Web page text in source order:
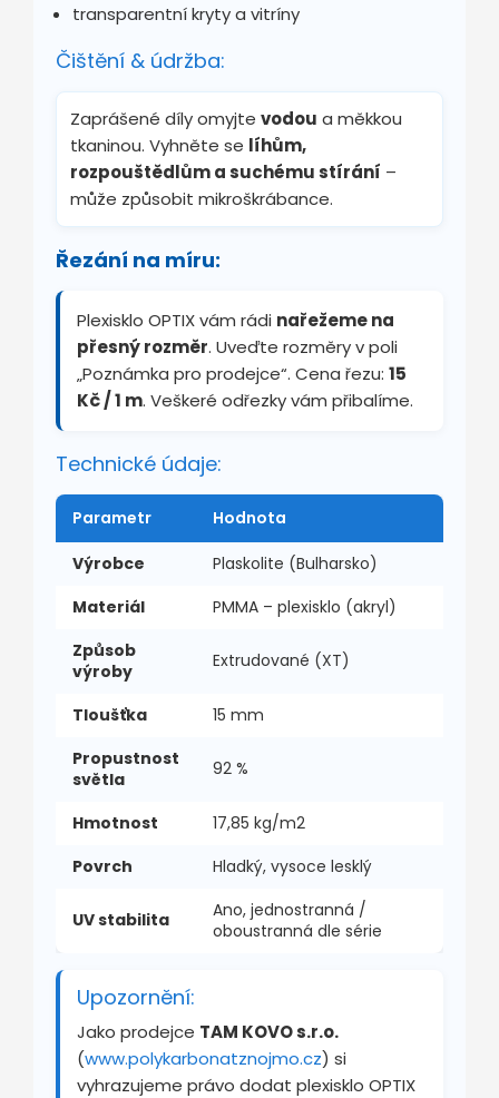
transparentní kryty a vitríny
Čištění & údržba:
Zaprášené díly omyjte vodou a měkkou
tkaninou. Vyhněte se líhům,
rozpouštědlům a suchému stírání –
může způsobit mikroškrábance.
Řezání na míru:
Plexisklo OPTIX vám rádi nařežeme na
přesný rozměr. Uveďte rozměry v poli
„Poznámka pro prodejce“. Cena řezu: 15
Kč / 1 m. Veškeré odřezky vám přibalíme.
Technické údaje:
Parametr Hodnota
Výrobce
Plaskolite (Bulharsko)
Materiál
PMMA – plexisklo (akryl)
Způsob
výroby
Extrudované (XT)
Tloušťka
15 mm
Propustnost
světla
92 %
Hmotnost
17,85 kg/m2
Povrch
Hladký, vysoce lesklý
UV stabilita
Ano, jednostranná /
oboustranná dle série
Upozornění:
Jako prodejce TAM KOVO s.r.o.
(www.polykarbonatznojmo.cz) si
vyhrazujeme právo dodat plexisklo OPTIX